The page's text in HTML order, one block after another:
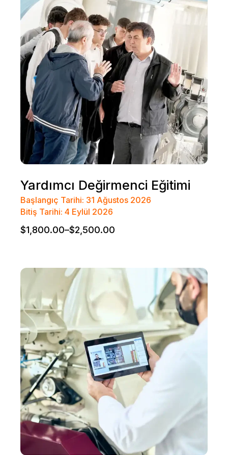
Yardımcı Değirmenci Eğitimi
Başlangıç Tarihi: 31 Ağustos 2026
Bitiş Tarihi: 4 Eylül 2026
$1,800.00–$2,500.00